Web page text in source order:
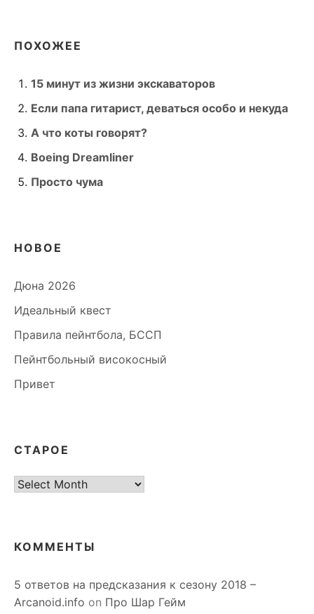
ПОХОЖЕЕ
15 минут из жизни экскаваторов
Если папа гитарист, деваться особо и некуда
А что коты говорят?
Boeing Dreamliner
Просто чума
НОВОЕ
Дюна 2026
Идеальный квест
Правила пейнтбола, БССП
Пейнтбольный високосный
Привет
СТАРОЕ
старое
КОММЕНТЫ
5 ответов на предсказания к сезону 2018 –
Arcanoid.info on Про Шар Гейм